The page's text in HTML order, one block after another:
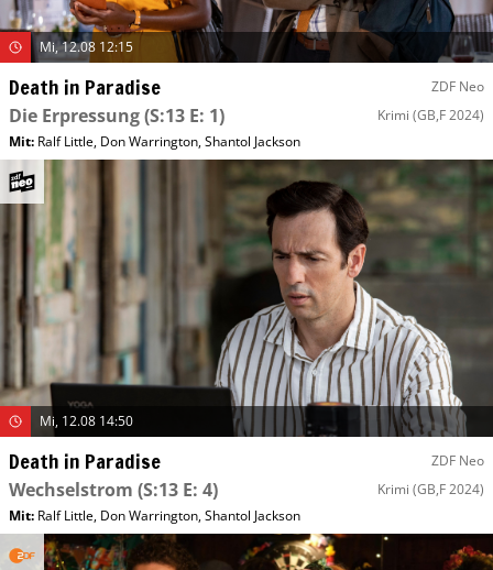
Mi, 12.08 12:15
Death in Paradise ZDF Neo
Die Erpressung(S:13 E: 1) Krimi (GB,F 2024)
Mit: Ralf Little, Don Warrington,Shantol Jackson
Mi, 12.08 14:50
Death in Paradise ZDF Neo
Wechselstrom (S:13 E: 4) Krimi (GB,F 2024)
Mit: Ralf Little, Don Warrington,Shantol Jackson